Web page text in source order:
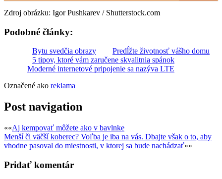
Zdroj obrázku: Igor Pushkarev / Shutterstock.com
Podobné články:
Bytu svedčia obrazy
Predĺžte životnosť vášho domu
5 tipov, ktoré vám zaručene skvalitnia spánok
Moderné internetové pripojenie sa nazýva LTE
Označené ako reklama
Post navigation
««Aj kempovať môžete ako v bavlnke
Menší či väčší koberec? Voľba je iba na vás. Dbajte však o to, aby
vhodne pasoval do miestnosti, v ktorej sa bude nachádzať»»
Pridať komentár